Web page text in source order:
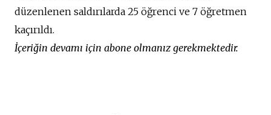
düzenlenen saldırılarda 25 öğrenci ve 7 öğretmen
kaçırıldı.
İçeriğin devamı için abone olmanız gerekmektedir.